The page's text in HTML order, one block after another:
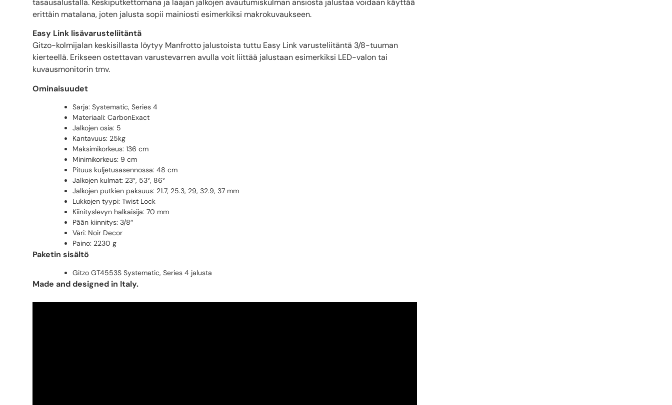
tasausalustalla. Keskiputkettomana ja laajan jalkojen avautumiskulman ansiosta jalustaa voidaan käyttää
erittäin matalana, joten jalusta sopii mainiosti esimerkiksi makrokuvaukseen.
Easy Link lisävarusteliitäntä
Gitzo-kolmijalan keskisillasta löytyy Manfrotto jalustoista tuttu Easy Link varusteliitäntä 3/8-tuuman
kierteellä. Erikseen ostettavan varustevarren avulla voit liittää jalustaan esimerkiksi LED-valon tai
kuvausmonitorin tmv.
Ominaisuudet
Sarja: Systematic, Series 4
Materiaali: CarbonExact
Jalkojen osia: 5
Kantavuus: 25kg
Maksimikorkeus: 136 cm
Minimikorkeus: 9 cm
Pituus kuljetusasennossa: 48 cm
Jalkojen kulmat: 23°, 53°, 86°
Jalkojen putkien paksuus: 21.7, 25.3, 29, 32.9, 37 mm
Lukkojen tyypi: Twist Lock
Kiinityslevyn halkaisija: 70 mm
Pään kiinnitys: 3/8″
Väri: Noir Decor
Paino: 2230 g
Paketin sisältö
Gitzo GT4553S Systematic, Series 4 jalusta
Made and designed in Italy.